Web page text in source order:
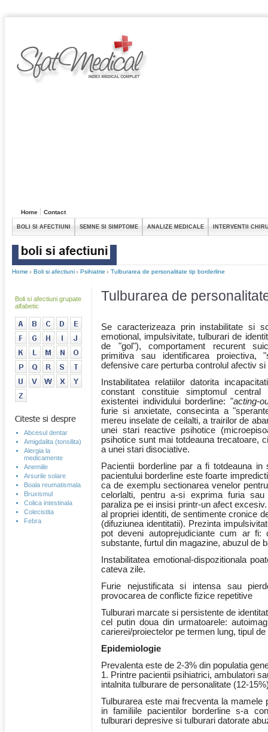
Home Contact
BOLI SI AFECTIUNI SEMNE SI SIMPTOME ANALIZE MEDICALE INTERVENTII
Home Boli si afectiuni Psihiatrie Tulburarea de personalitate tip borderline
Boli si afectiuni grupate
alfabetic
Abcesul dentar
Amigdalita (tonsilita)
Alergia la
medicamente
Anemiile
Arsurile solare
Boala reumatismala
Bruxismul
Colica intestinala
Colecistita
Febra
Tulburarea de
Se caracterizeaza prin instabilitate si
emotional, impulsivitate, tulburari de
de "gol"), comportament recurent
primitiva sau identificarea proiectiva,
defensive care perturba controlul afectiv
Instabilitatea relatiilor datorita
constant constituie simptomul central
existentei individului borderline: "acting-
furie si anxietate, consecinta a
mereu inselate de ceilalti, a trairilor de
unei stari reactive psihotice
psihotice sunt mai totdeauna trecatoare,
a unei stari disociative.
Pacientii borderline par a fi totdeauna
pacientului borderline este foarte
ca de exemplu sectionarea venelor
celorlalti, pentru a-si exprima furia
paraliza pe ei insisi printr-un afect
al propriei identiti, de sentimente cronice
(difuziunea identitatii). Prezinta
pot deveni autoprejudiciante cum ar fi:
substante, furtul din magazine, abuzul de
Instabilitatea emotional-dispozitionala
cateva zile.
Furie nejustificata si intensa sau
provocarea de conflicte fizice repetitive
Tulburari marcate si persistente de
cel putin doua din urmatoarele:
carierei/proiectelor pe termen lung, tipul
Epidemiologie
Prevalenta este de 2-3% din populatia
1. Printre pacientii psihiatrici, ambulatori
intalnita tulburare de personalitate (12-
Tulburarea este mai frecventa la mamele
in familiile pacientilor borderline s-a
tulburari depresive si tulburari datorate